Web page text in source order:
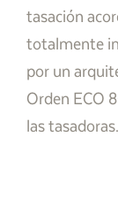
tasación
totalmente
por un
Orden ECO
las tasadoras.